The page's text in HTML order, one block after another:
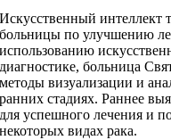
Искусственный интеллект
больницы по улучшению
использованию
диагностике, больница
методы визуализации и
ранних стадиях. Раннее
для успешного лечения и
некоторых видах рака.